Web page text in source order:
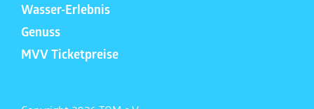
Wasser-Erlebnis
Genuss
MVV Ticketpreise